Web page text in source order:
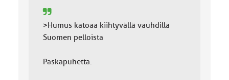
>Humus katoaa kiihtyvällä vauhdilla
Suomen pelloista
Paskapuhetta.